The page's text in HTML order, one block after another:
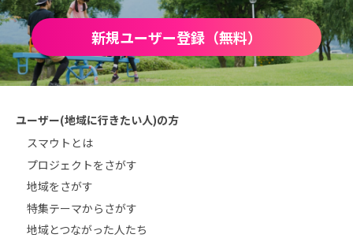
新規ユーザー登録（無料）
ユーザー(地域に行きたい人)の方
スマウトとは
プロジェクトをさがす
地域をさがす
特集テーマからさがす
地域とつながった人たち